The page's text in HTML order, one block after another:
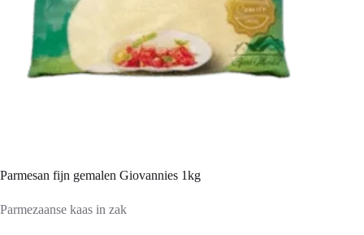
Parmesan fijn gemalen Giovannies 1kg
Parmezaanse kaas in zak